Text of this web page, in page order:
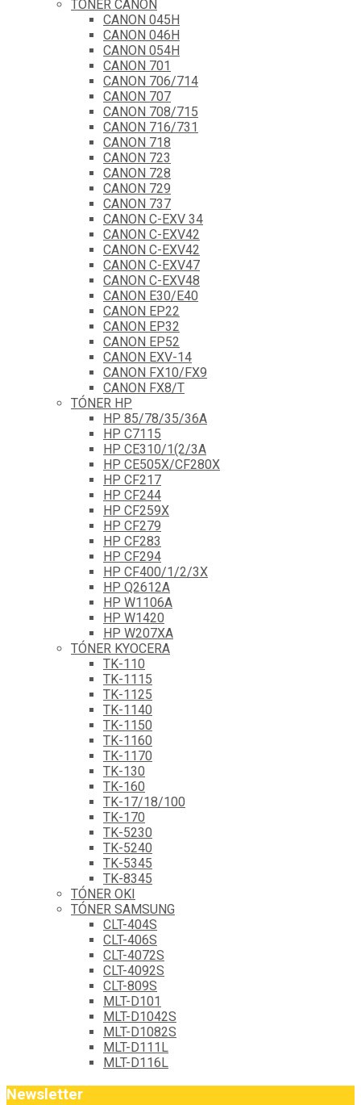
TÓNER CANON
CANON 045H
CANON 046H
CANON 054H
CANON 701
CANON 706/714
CANON 707
CANON 708/715
CANON 716/731
CANON 718
CANON 723
CANON 728
CANON 729
CANON 737
CANON C-EXV 34
CANON C-EXV42
CANON C-EXV42
CANON C-EXV47
CANON C-EXV48
CANON E30/E40
CANON EP22
CANON EP32
CANON EP52
CANON EXV-14
CANON FX10/FX9
CANON FX8/T
TÓNER HP
HP 85/78/35/36A
HP C7115
HP CE310/1(2/3A
HP CE505X/CF280X
HP CF217
HP CF244
HP CF259X
HP CF279
HP CF283
HP CF294
HP CF400/1/2/3X
HP Q2612A
HP W1106A
HP W1420
HP W207XA
TÓNER KYOCERA
TK-110
TK-1115
TK-1125
TK-1140
TK-1150
TK-1160
TK-1170
TK-130
TK-160
TK-17/18/100
TK-170
TK-5230
TK-5240
TK-5345
TK-8345
TÓNER OKI
TÓNER SAMSUNG
CLT-404S
CLT-406S
CLT-4072S
CLT-4092S
CLT-809S
MLT-D101
MLT-D1042S
MLT-D1082S
MLT-D111L
MLT-D116L
Newsletter